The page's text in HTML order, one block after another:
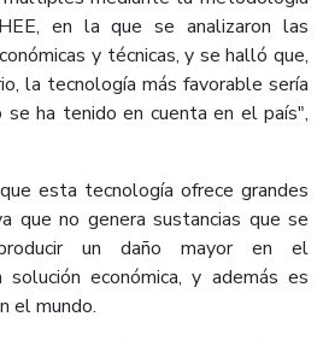
en la que se analizaron las
y técnicas, y se halló que,
la tecnología más favorable sería
se ha tenido en cuenta en el país",
esta tecnología ofrece grandes
que no genera sustancias que se
un daño mayor en el
solución económica, y además es
el mundo.